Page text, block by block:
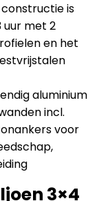
constructie is
uur met 2
en het
aluminium
incl.
voor
3×4